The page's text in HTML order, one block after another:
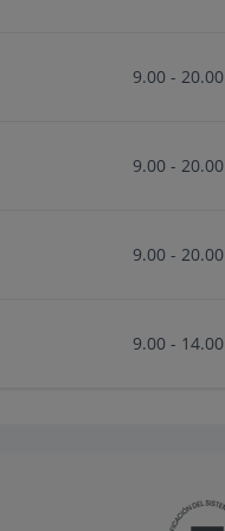
9.00 - 20.00
9.00 - 20.00
9.00 - 20.00
9.00 - 14.00